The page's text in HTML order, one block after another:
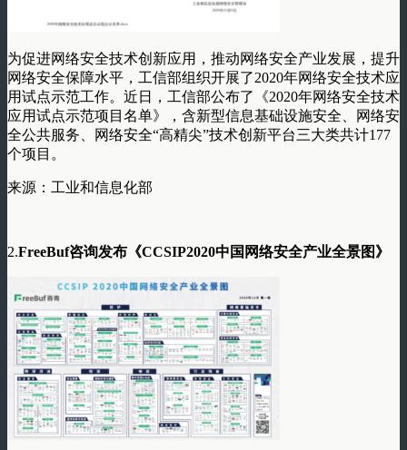
为促进网络安全技术创新应用，推动网络安全产业发展，提升
网络安全保障水平，工信部组织开展了2020年网络安全技术应
用试点示范工作。近日，工信部公布了《2020年网络安全技术
应用试点示范项目名单》，含新型信息基础设施安全、网络安
全公共服务、网络安全“高精尖”技术创新平台三大类共计177
个项目。
来源：工业和信息化部
2.FreeBuf咨询发布《CCSIP2020中国网络安全产业全景图》